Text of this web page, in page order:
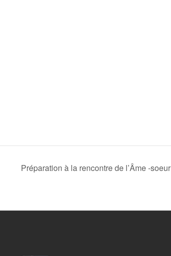
Préparation à la rencontre de l’Âme -soeur